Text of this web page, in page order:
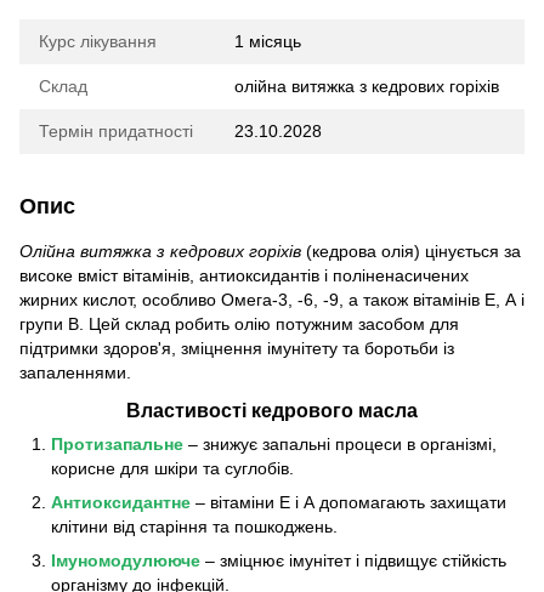
Курс лікування 1 місяць
Склад олійна витяжка з кедрових горіхів
Термін придатності 23.10.2028
Опис
Олійна витяжка з кедрових горіхів (кедрова олія) цінується за
високе вміст вітамінів, антиоксидантів і поліненасичених
жирних кислот, особливо Омега-3, -6, -9, а також вітамінів Е, А і
групи В. Цей склад робить олію потужним засобом для
підтримки здоров'я, зміцнення імунітету та боротьби із
запаленнями.
Властивості кедрового масла
Протизапальне – знижує запальні процеси в організмі,
корисне для шкіри та суглобів.
Антиоксидантне – вітаміни Е і А допомагають захищати
клітини від старіння та пошкоджень.
Імуномодулююче – зміцнює імунітет і підвищує стійкість
організму до інфекцій.